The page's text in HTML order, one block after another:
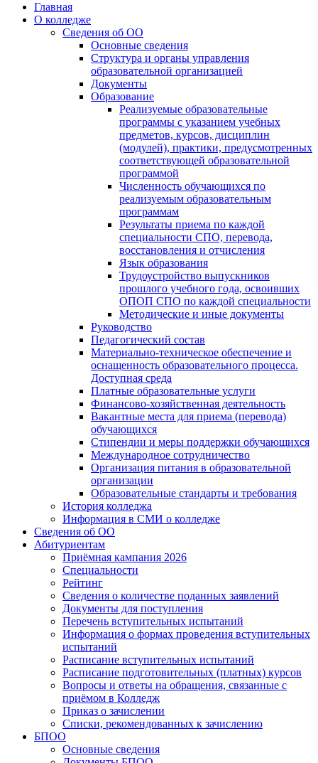
Главная
О колледже
Сведения об ОО
Основные сведения
Структура и органы управления
образовательной организацией
Документы
Образование
Реализуемые образовательные
программы с указанием учебных
предметов, курсов, дисциплин
(модулей), практики, предусмотренных
соответствующей образовательной
программой
Численность обучающихся по
реализуемым образовательным
программам
Результаты приема по каждой
специальности СПО, перевода,
восстановления и отчисления
Язык образования
Трудоустройство выпускников
прошлого учебного года, освоивших
ОПОП СПО по каждой специальности
Методические и иные документы
Руководство
Педагогический состав
Материально-техническое обеспечение и
оснащенность образовательного процесса.
Доступная среда
Платные образовательные услуги
Финансово-хозяйственная деятельность
Вакантные места для приема (перевода)
обучающихся
Стипендии и меры поддержки обучающихся
Международное сотрудничество
Организация питания в образовательной
организации
Образовательные стандарты и требования
История колледжа
Информация в СМИ о колледже
Сведения об ОО
Абитуриентам
Приёмная кампания 2026
Специальности
Рейтинг
Сведения о количестве поданных заявлений
Документы для поступления
Перечень вступительных испытаний
Информация о формах проведения вступительных
испытаний
Расписание вступительных испытаний
Расписание подготовительных (платных) курсов
Вопросы и ответы на обращения, связанные с
приёмом в Колледж
Приказ о зачислении
Списки, рекомендованных к зачислению
БПОО
Основные сведения